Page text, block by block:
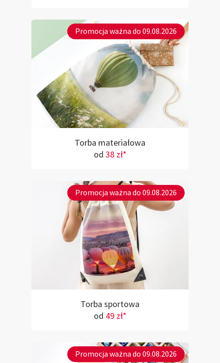
Promocja ważna do 09.08.2026
Torba materiałowa
od 38 zł*
Promocja ważna do 09.08.2026
Torba sportowa
od 49 zł*
Promocja ważna do 09.08.2026